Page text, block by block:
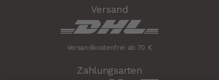
Versand
Versandkostenfrei ab 70 €
Zahlungsarten